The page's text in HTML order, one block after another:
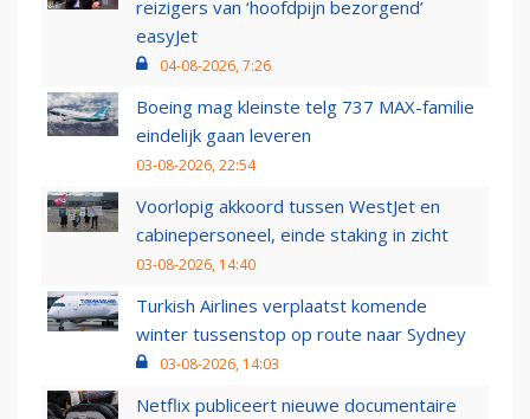
reizigers van ‘hoofdpijn bezorgend’
easyJet
04-08-2026, 7:26
Boeing mag kleinste telg 737 MAX-familie
eindelijk gaan leveren
03-08-2026, 22:54
Voorlopig akkoord tussen WestJet en
cabinepersoneel, einde staking in zicht
03-08-2026, 14:40
Turkish Airlines verplaatst komende
winter tussenstop op route naar Sydney
03-08-2026, 14:03
Netflix publiceert nieuwe documentaire